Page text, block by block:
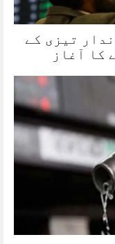
تیزی کے
کا آغاز